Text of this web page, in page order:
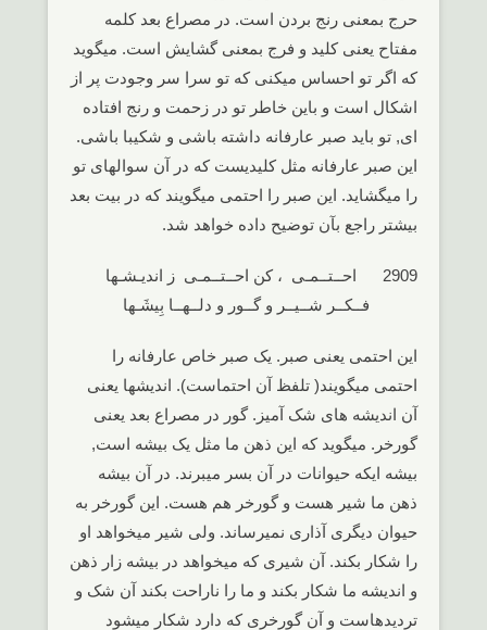
حرج بمعنی رنج بردن است. در مصراع بعد کلمه
مفتاح یعنی کلید و فرج بمعنی گشایش است. میگوید
که اگر تو احساس میکنی که تو سرا سر وجودت پر از
اشکال است و باین خاطر تو در زحمت و رنج افتاده
ای, تو باید صبر عارفانه داشته باشی و شکیبا باشی.
این صبر عارفانه مثل کلیدیست که در آن سوالهای تو
را میگشاید. این صبر را احتمی میگویند که در بیت بعد
بیشتر راجع بآن توضیح داده خواهد شد.
2909 احــتــمـی ، کن احــتــمـی ز اندیـشـها
فــکــر شــیــر و گــور و دلــهــا بِیشَـها
این احتمی یعنی صبر. یک صبر خاص عارفانه را
احتمی میگویند( تلفظ آن احتماست). اندیشها یعنی
آن اندیشه های شک آمیز. گور در مصراع بعد یعنی
گورخر. میگوید که این ذهن ما مثل یک بیشه است,
بیشه ایکه حیوانات در آن بسر میبرند. در آن بیشه
ذهن ما شیر هست و گورخر هم هست. این گورخر به
حیوان دیگری آذاری نمیرساند. ولی شیر میخواهد او
را شکار بکند. آن شیری که میخواهد در بیشه زار ذهن
و اندیشه ما شکار بکند و ما را ناراحت بکند آن شک و
تردیدهاست و آن گورخری که دارد شکار میشود